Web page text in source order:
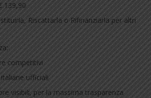
139,90
Riscattarla o Rifinanziarla per altri
competitivi
ufficiali
visibili, per la massima trasparenza